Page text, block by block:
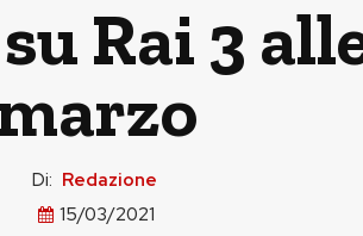
Rai 3
Di: Redazione
15/03/2021